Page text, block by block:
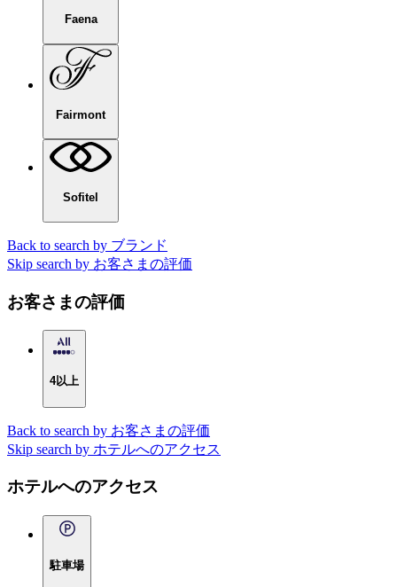
Faena
Fairmont
Sofitel
Back to search by ブランド
Skip search by お客さまの評価
お客さまの評価
4以上
Back to search by お客さまの評価
Skip search by ホテルへのアクセス
ホテルへのアクセス
駐車場